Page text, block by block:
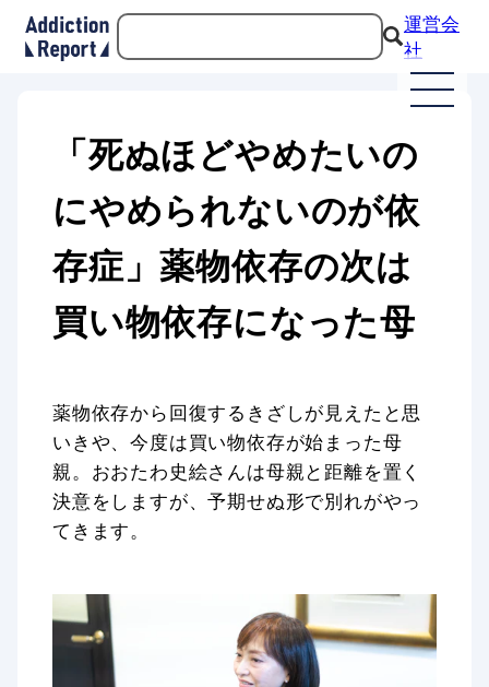
運営会
社
「死ぬほどやめたいの
にやめられないのが依
存症」薬物依存の次は
買い物依存になった母
薬物依存から回復するきざしが見えたと思
いきや、今度は買い物依存が始まった母
親。おおたわ史絵さんは母親と距離を置く
決意をしますが、予期せぬ形で別れがやっ
てきます。